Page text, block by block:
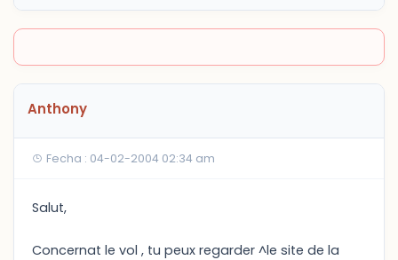
Anthony
Fecha : 04-02-2004 02:34 am
Salut,
Concernat le vol , tu peux regarder ^le site de la